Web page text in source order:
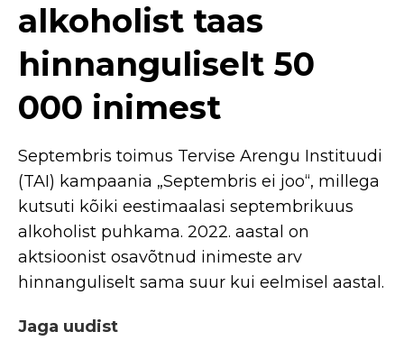
alkoholist taas
hinnanguliselt 50
000 inimest
Septembris toimus Tervise Arengu Instituudi
(TAI) kampaania „Septembris ei joo“, millega
kutsuti kõiki eestimaalasi septembrikuus
alkoholist puhkama. 2022. aastal on
aktsioonist osavõtnud inimeste arv
hinnanguliselt sama suur kui eelmisel aastal.
Jaga uudist